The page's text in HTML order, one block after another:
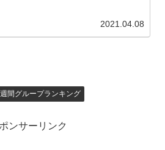
2021.04.08
間グループランキング
ンサーリンク